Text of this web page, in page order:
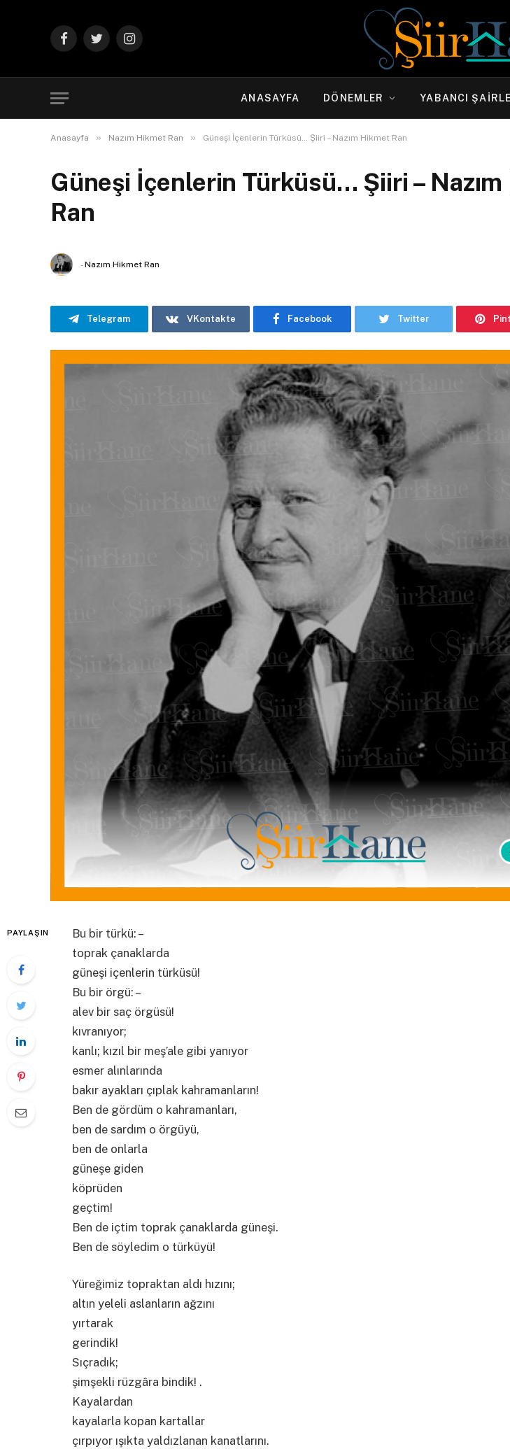
FacebookTwitterInstagram
ANASAYFA DÖNEMLER YABANCI
Anasayfa » Nazım Hikmet Ran » Güneşi İçenlerin Türküsü… Şiiri – Nazım Hikmet Ran
Güneşi İçenlerin Türküsü… Şiiri –
Ran
-Nazım Hikmet Ran
Telegram VKontakte Facebook Twitter
PAYLAŞIN
Bu bir türkü: –
toprak çanaklarda
güneşi içenlerin türküsü!
Bu bir örgü: –
alev bir saç örgüsü!
kıvranıyor;
kanlı; kızıl bir meş’ale gibi yanıyor
esmer alınlarında
bakır ayakları çıplak kahramanların!
Ben de gördüm o kahramanları,
ben de sardım o örgüyü,
ben de onlarla
güneşe giden
köprüden
geçtim!
Ben de içtim toprak çanaklarda güneşi.
Ben de söyledim o türküyü!
Yüreğimiz topraktan aldı hızını;
altın yeleli aslanların ağzını
yırtarak
gerindik!
Sıçradık;
şimşekli rüzgâra bindik! .
Kayalardan
kayalarla kopan kartallar
çırpıyor ışıkta yaldızlanan kanatlarını.